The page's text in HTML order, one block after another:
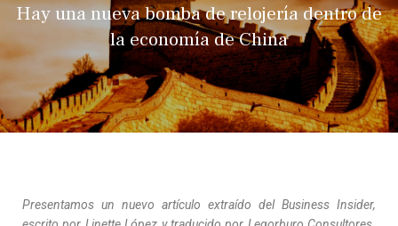
Hay una nueva bomba de relojería dentro de
la economía de China
Presentamos un nuevo artículo extraído del Business Insider,